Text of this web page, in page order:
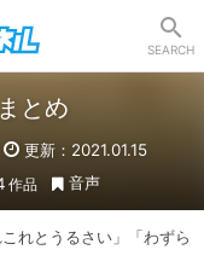
SEARCH
とめ
更新：2021.01.15
作品 音声
れとうるさい」「わずら